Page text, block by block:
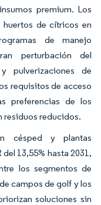
premium. Los
huertos de cítricos en
de manejo
perturbación del
pulverizaciones de
requisitos de acceso
preferencias de los
residuos reducidos.
césped y plantas
13,55% hasta 2031,
los segmentos de
campos de golf y los
soluciones sin